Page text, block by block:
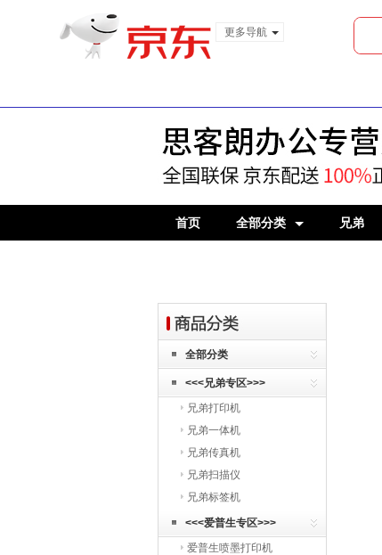
更多导航
首页 全部分类 兄弟
全部分类
<<<兄弟专区>>>
兄弟打印机
兄弟一体机
兄弟传真机
兄弟扫描仪
兄弟标签机
<<<爱普生专区>>>
爱普生喷墨打印机